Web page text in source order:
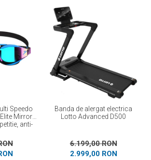
Speedo
Mirror
anti-
Banda de alergat electrica
Lotto Advanced D500
6.199,00 RON
2.999,00 RON